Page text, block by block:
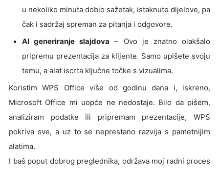
u nekoliko minuta dobio sažetak, istaknute dijelove, pa
čak i sadržaj spreman za pitanja i odgovore.
AI generiranje slajdova – Ovo je znatno olakšalo
pripremu prezentacija za klijente. Samo upišete svoju
temu, a alat iscrta ključne točke s vizualima.
Koristim WPS Office više od godinu dana i, iskreno,
Microsoft Office mi uopće ne nedostaje. Bilo da pišem,
analiziram podatke ili pripremam prezentacije, WPS
pokriva sve, a uz to se neprestano razvija s pametnijim
alatima.
I baš poput dobrog preglednika, održava moj radni proces